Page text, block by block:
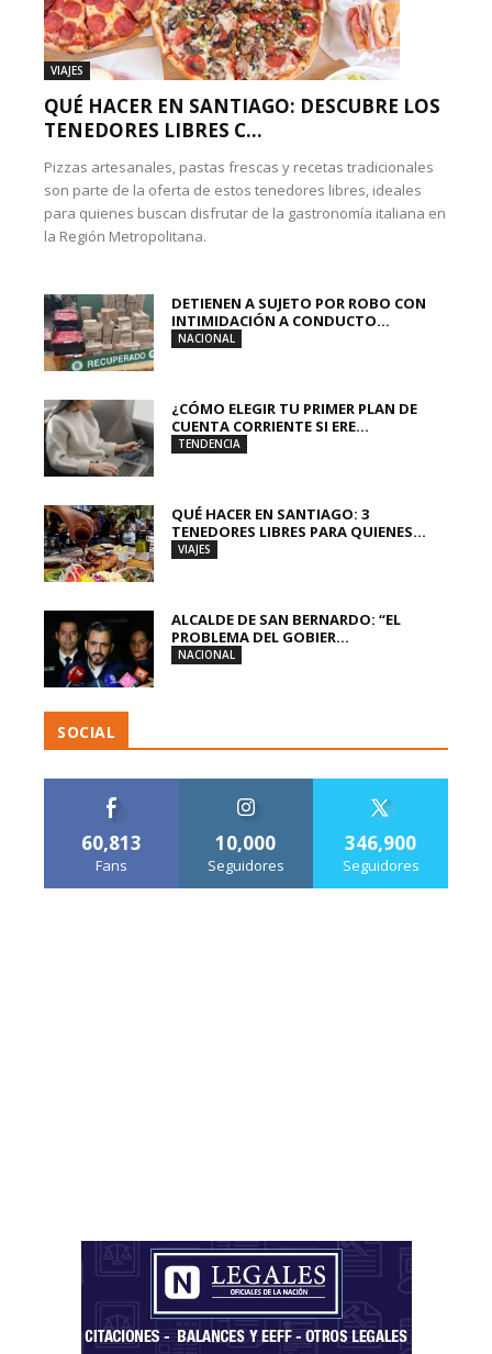
VIAJES
QUÉ HACER EN SANTIAGO: DESCUBRE LOS
TENEDORES LIBRES C...
Pizzas artesanales, pastas frescas y recetas tradicionales
son parte de la oferta de estos tenedores libres, ideales
para quienes buscan disfrutar de la gastronomía italiana en
la Región Metropolitana.
DETIENEN A SUJETO POR ROBO CON
INTIMIDACIÓN A CONDUCTO...
NACIONAL
¿CÓMO ELEGIR TU PRIMER PLAN DE
CUENTA CORRIENTE SI ERE...
TENDENCIA
QUÉ HACER EN SANTIAGO: 3
TENEDORES LIBRES PARA QUIENES...
VIAJES
ALCALDE DE SAN BERNARDO: “EL
PROBLEMA DEL GOBIER...
NACIONAL
SOCIAL
60,813
Fans
10,000
Seguidores
346,900
Seguidores